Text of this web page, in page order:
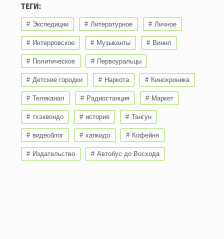
ТЕГИ:
Экспедиции Литературное Личное
Интерровское Музыканты Винил
Политическое Первоуральцы
Детские городки Наркота Кинохроника
Телеканал Радиостанция Маркет
тхэквондо история Тангун
видеоблог хапкидо Кофейня
Издательство Автобус до Восхода